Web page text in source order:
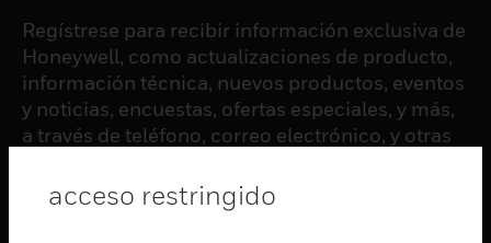
Regístrese para recibir información exclusiva de
Honeywell, como actualizaciones de producto,
información técnica, nuevos productos, eventos
y noticias, encuestas, ofertas especiales, y más,
a través de teléfono, correo electrónico, y otras
acceso restringido